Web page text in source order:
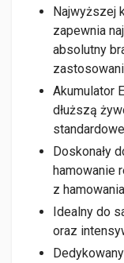
Najwyższej
zapewnia
absolutny
Akumulator
dłuższą
Doskonały
hamowanie
z
Idealny do
oraz